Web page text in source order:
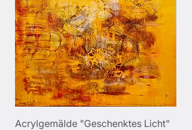
Acrylgemälde "Geschenktes Licht"